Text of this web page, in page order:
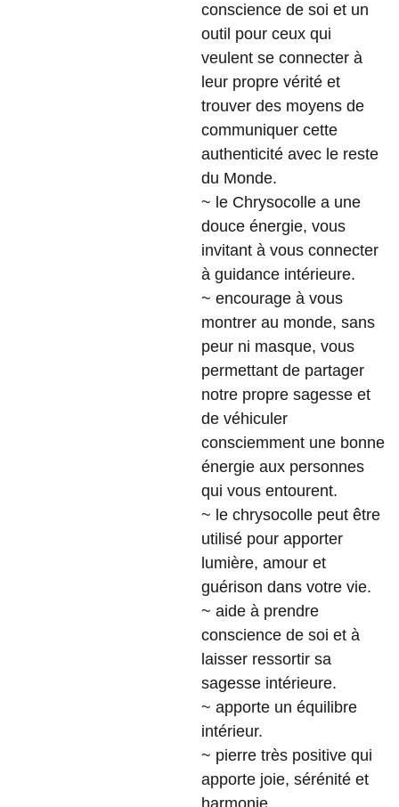
conscience de soi et un
outil pour ceux qui
veulent se connecter à
leur propre vérité et
trouver des moyens de
communiquer cette
authenticité avec le reste
du Monde.
~ le Chrysocolle a une
douce énergie, vous
invitant à vous connecter
à guidance intérieure.
~ encourage à vous
montrer au monde, sans
peur ni masque, vous
permettant de partager
notre propre sagesse et
de véhiculer
consciemment une bonne
énergie aux personnes
qui vous entourent.
~ le chrysocolle peut être
utilisé pour apporter
lumière, amour et
guérison dans votre vie.
~ aide à prendre
conscience de soi et à
laisser ressortir sa
sagesse intérieure.
~ apporte un équilibre
intérieur.
~ pierre très positive qui
apporte joie, sérénité et
harmonie.